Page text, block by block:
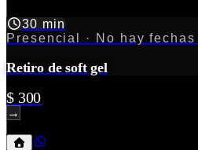
30 min
Presencial
· No hay
Retiro de soft gel
$ 300
→